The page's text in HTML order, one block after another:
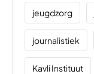
jeugdzorg
journalistiek
Kavli Instituut